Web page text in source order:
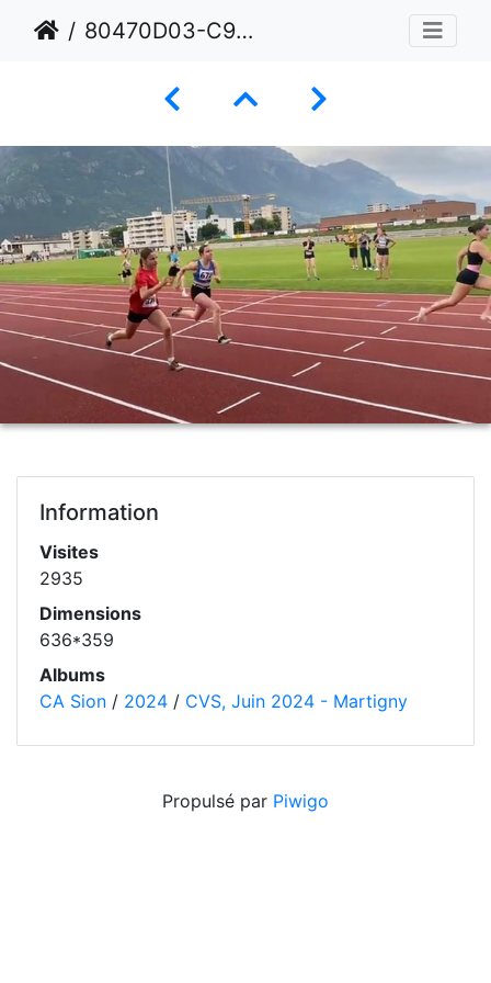
80470D03-C9D7-43A4-BDE4-4E5DAC867AFC 4 5005 c
Information
Visites
2935
Dimensions
636*359
Albums
CA Sion / 2024 / CVS, Juin 2024 - Martigny
Propulsé par Piwigo